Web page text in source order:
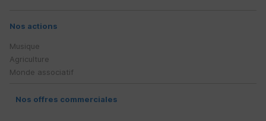
Nos actions
Musique
Agriculture
Monde associatif
Nos offres commerciales